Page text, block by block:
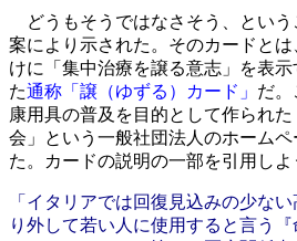
どうもそうではなさそう、という
案により示された。そのカードと
けに「集中治療を譲る意志」を表
た通称「譲（ゆずる）カード」 だ。
康用具の普及を目的として作られ
会」という一般社団法人のホーム
た。カードの説明の一部を引用しよ
「イタリアでは回復見込みの少な
り外して若い人に使用すると言う